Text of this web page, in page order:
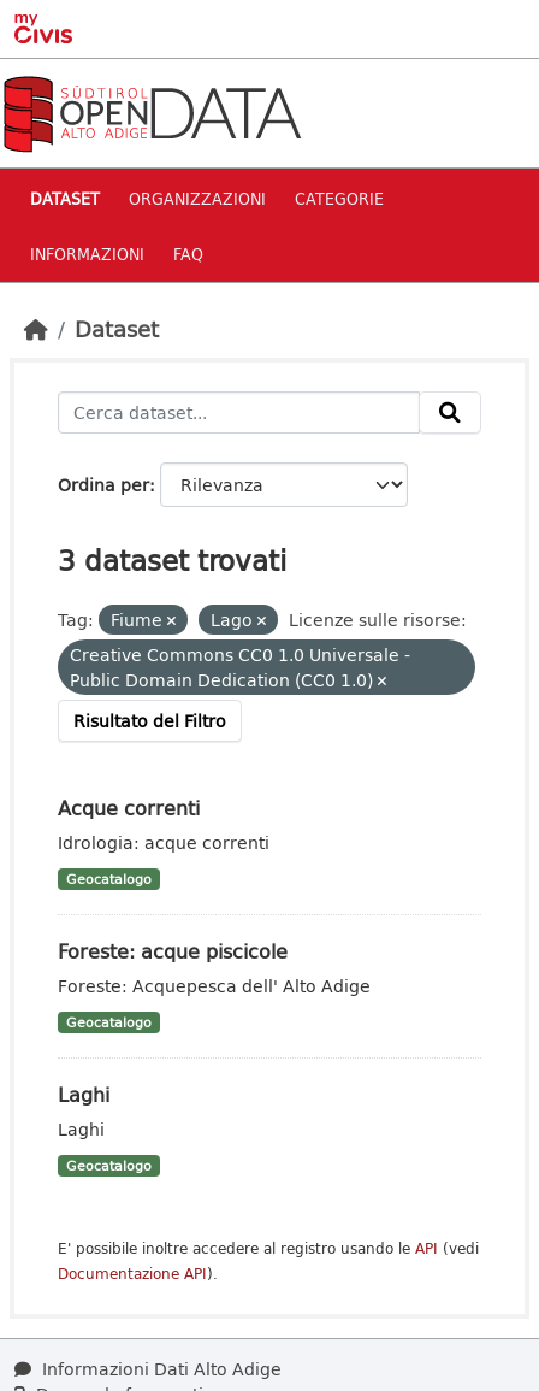
Skip to main content
DATASET ORGANIZZAZIONI CATEGORIE
INFORMAZIONI FAQ
Dataset
Ordina per
3 dataset trovati
Tag: Fiume Lago
Licenze sulle risorse:
Creative Commons CC0 1.0 Universale -
Public Domain Dedication (CC0 1.0)
Risultato del Filtro
Acque correnti
Idrologia: acque correnti
Geocatalogo
Foreste: acque piscicole
Foreste: Acquepesca dell' Alto Adige
Geocatalogo
Laghi
Laghi
Geocatalogo
E' possibile inoltre accedere al registro usando le API (vedi
Documentazione API).
Informazioni Dati Alto Adige